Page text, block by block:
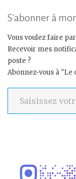
S'abonner à
Vous voulez faire
Recevoir mes
poste ?
Abonnez-vous à "Le
Saisissez votre adresse e-mail…